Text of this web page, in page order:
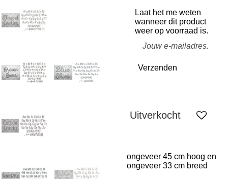
Laat het me weten
wanneer dit product
weer op voorraad is.
Verzenden
Uitverkocht
ongeveer 45 cm hoog en
ongeveer 33 cm breed